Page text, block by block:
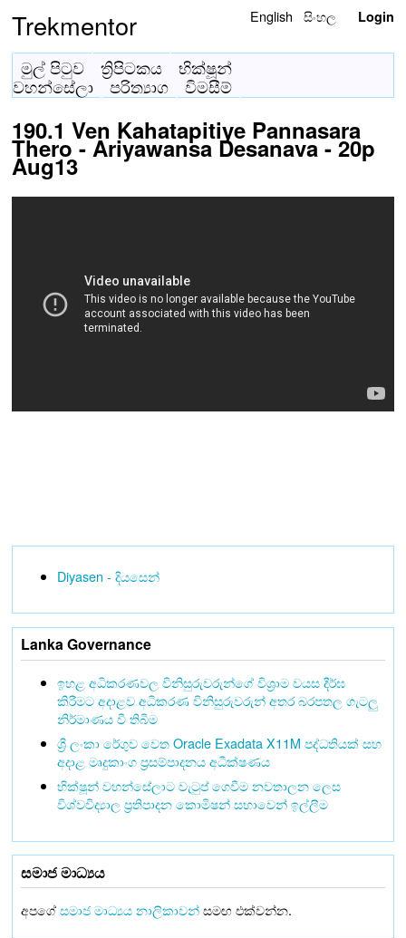
Trekmentor English සිංහල Login
මුල් පිටුව ත්‍රිපිටකය
භික්ෂූන්
වහන්සේලා
පරිත්‍යාග විමසීම්
190.1 Ven Kahatapitiye Pannasara
Thero - Ariyawansa Desanava - 20p
Aug13
Diyasen - දියසෙන්
Lanka Governance
ඉහළ අධිකරණවල විනිසුරුවරුන්ගේ විශ්‍රාම වයස දීර්ඝ
කිරීමට අදාළව අධිකරණ විනිසුරුවරුන් අතර බරපතල ගැටලු
නිර්මාණය වී තිබීම
ශ්‍රී ලංකා රේගුව වෙත Oracle Exadata X11M පද්ධතියක් සහ
අදාළ මෘදුකාංග ප්‍රසම්පාදනය අධීක්ෂණය
භික්ෂූන් වහන්සේලාට වැටුප් ගෙවීම නවතාලන ලෙස
විශ්වවිද්‍යාල ප්‍රතිපාදන කොමිෂන් සභාවෙන් ඉල්ලීම
සමාජ මාධ්‍යය
අපගේසමාජ මාධ්‍යය නාලිකාවන්සමඟ එක්වන්න.